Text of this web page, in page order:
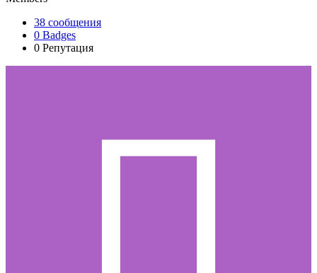
38 сообщения
0 Badges
0 Репутация